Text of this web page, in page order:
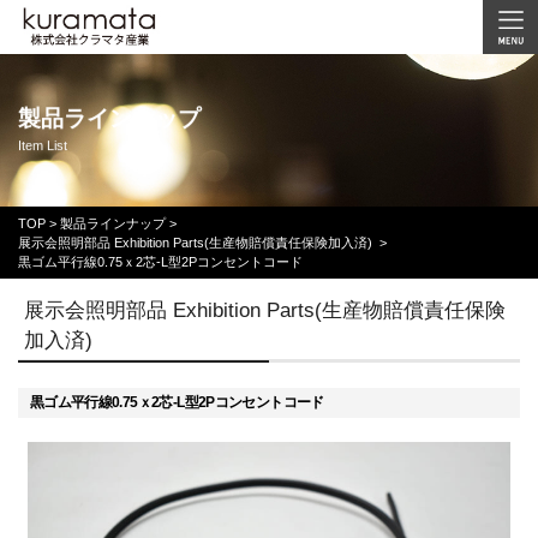
製品ラインナップ
Item List
TOP > 製品ラインナップ >
展示会照明部品 Exhibition Parts(生産物賠償責任保険加入済) >
黒ゴム平行線0.75ｘ2芯-L型2Pコンセントコード
展示会照明部品 Exhibition Parts(生産物賠償責任保険
加入済)
黒ゴム平行線0.75ｘ2芯-L型2Pコンセントコード